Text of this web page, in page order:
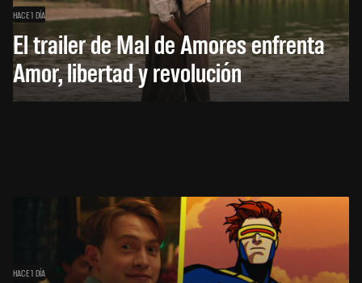
HACE 1 DÍA
El trailer de Mal de Amores enfrenta
Amor, libertad y revolución
HACE 1 DÍA